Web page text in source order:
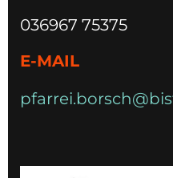
036967 75375
E-MAIL